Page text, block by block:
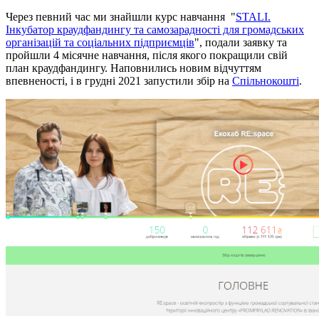
Через певний час ми знайшли курс навчання "STALI.
Інкубатор краудфандингу та самозарадності для громадських
організацій та соціальних підприємців", подали заявку та
пройшли 4 місячне навчання, після якого покращили свій
план краудфандингу. Наповнились новим відчуттям
впевненості, і в грудні 2021 запустили збір на Спільнокошті.